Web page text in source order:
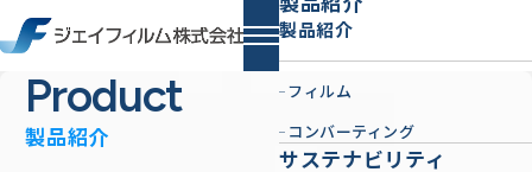
製品紹介
フィルム
コンバーティング
サステナビリティ
Product
製品紹介